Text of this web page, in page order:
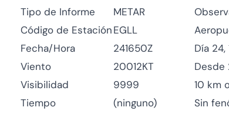
Tipo de Informe
METAR
Código de EstaciónEGLL
Fecha/Hora
241650Z
Día 24,
Viento
20012KT
Desde
Visibilidad
9999
10 km
Tiempo
(ninguno)
Sin